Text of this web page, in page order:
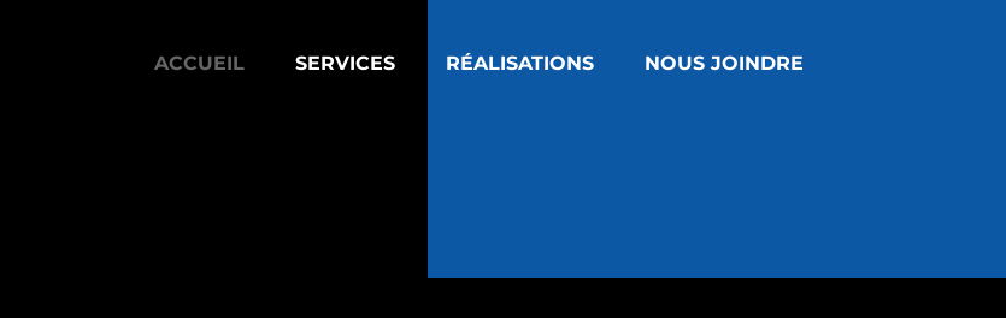
ACCUEIL SERVICES RÉALISATIONS NOUS JOINDRE